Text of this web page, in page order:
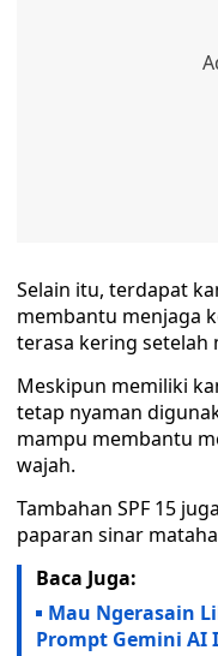
Selain itu, terdapat
membantu menjaga
terasa kering setelah
Meskipun memiliki
tetap nyaman
mampu membantu
wajah.
Tambahan SPF 15
paparan sinar
Baca Juga:
Mau Ngerasain
Prompt Gemini AI